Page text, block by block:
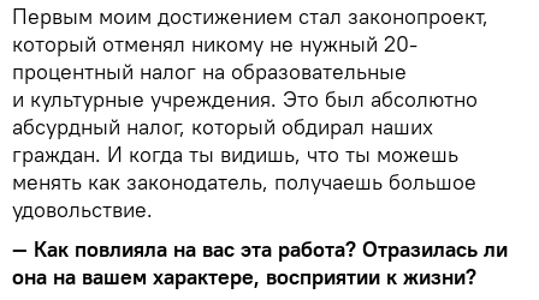
Первым моим достижением стал законопроект,
который отменял никому не нужный 20-
процентный налог на образовательные
и культурные учреждения. Это был абсолютно
абсурдный налог, который обдирал наших
граждан. И когда ты видишь, что ты можешь
менять как законодатель, получаешь большое
удовольствие.
— Как повлияла на вас эта работа? Отразилась ли
она на вашем характере, восприятии к жизни?